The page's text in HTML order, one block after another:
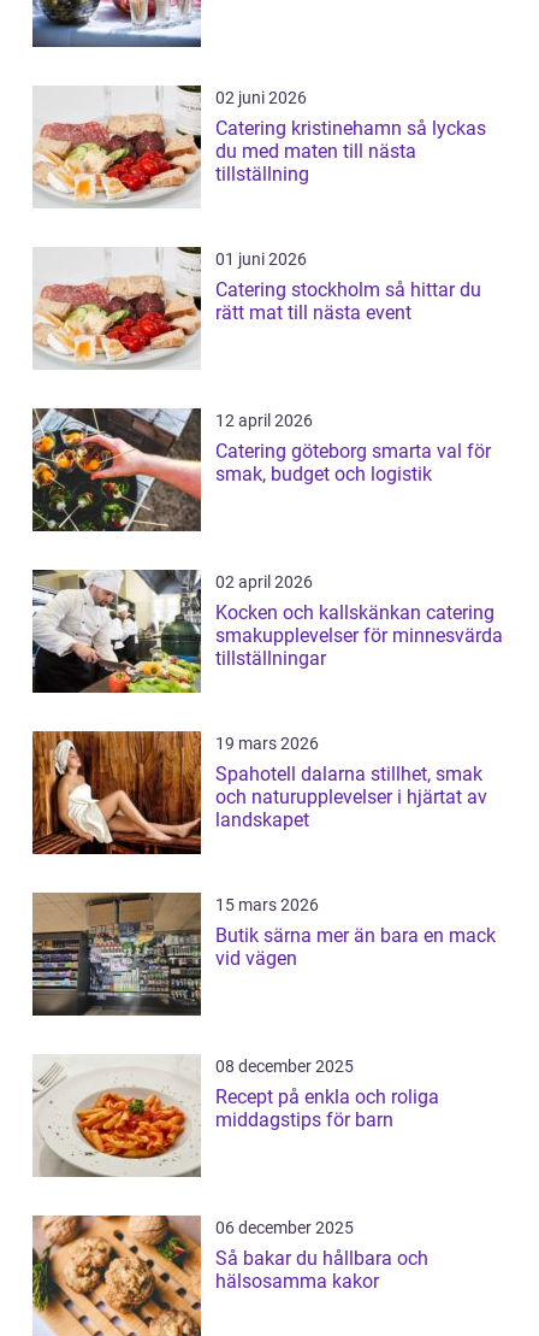
02 juni 2026
Catering kristinehamn så lyckas
du med maten till nästa
tillställning
01 juni 2026
Catering stockholm så hittar du
rätt mat till nästa event
12 april 2026
Catering göteborg smarta val för
smak, budget och logistik
02 april 2026
Kocken och kallskänkan catering
smakupplevelser för minnesvärda
tillställningar
19 mars 2026
Spahotell dalarna stillhet, smak
och naturupplevelser i hjärtat av
landskapet
15 mars 2026
Butik särna mer än bara en mack
vid vägen
08 december 2025
Recept på enkla och roliga
middagstips för barn
06 december 2025
Så bakar du hållbara och
hälsosamma kakor